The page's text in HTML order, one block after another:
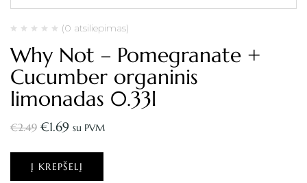
(0 atsiliepimas)
Why Not – Pomegranate +
Cucumber organinis
limonadas 0.33l
€2.49 €1.69 su PVM
Į KREPŠELĮ